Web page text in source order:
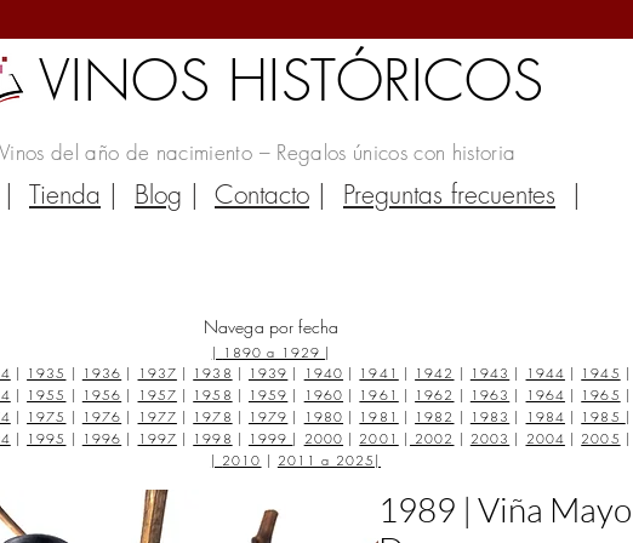
VINOS HISTÓRICOS
Vinos del año de nacimiento – Regalos únicos con historia
| Tienda | Blog | Contacto | Preguntas frecuentes |
Navega por fecha
| 1890 a 1929 |
| 1935 | 1936 | 1937 | 1938 | 1939 | 1940 | 1941 | 1942 | 1943 | 1944 | 1945 |
| 1955 | 1956 | 1957 | 1958 | 1959 | 1960 | 1961 | 1962 | 1963 | 1964 | 1965 |
| 1975 | 1976 | 1977 | 1978 | 1979 | 1980 | 1981 | 1982 | 1983 | 1984 | 1985 |
| 1995 | 1996 | 1997 | 1998 | 1999 | 2000 | 2001 | 2002 | 2003 | 2004 | 2005 |
| 2010 | 2011 a 2025 |
1989 | Viña